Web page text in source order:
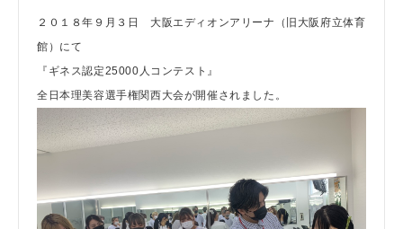
２０１８年９月３日 大阪エディオンアリーナ（旧大阪府立体育
館）にて
『ギネス認定25000人コンテスト』
全日本理美容選手権関西大会が開催されました。